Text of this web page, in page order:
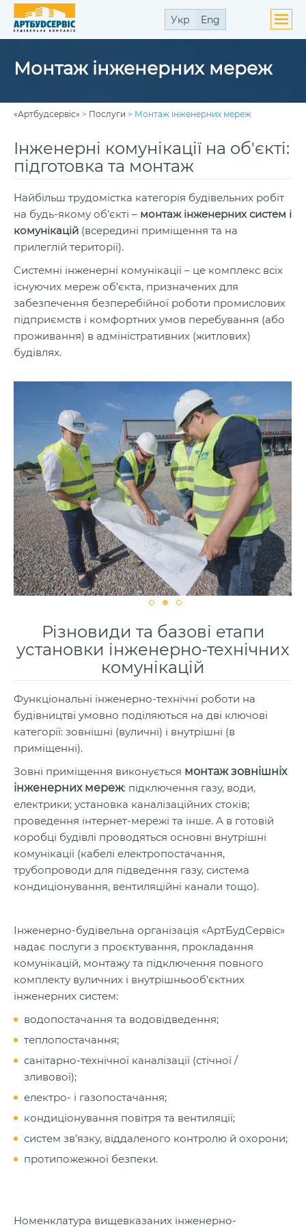
Укр Eng
Монтаж інженерних мереж
«Артбудсервіс» > Послуги > Монтаж інженерних мереж
Інженерні комунікації на об'єкті:
підготовка та монтаж
Найбільш трудомістка категорія будівельних робіт
на будь-якому об’єкті – монтаж інженерних систем і
комунікацій (всередині приміщення та на
прилеглій території).
Системні інженерні комунікації – це комплекс всіх
існуючих мереж об’єкта, призначених для
забезпечення безперебійної роботи промислових
підприємств і комфортних умов перебування (або
проживання) в адміністративних (житлових)
будівлях.
Різновиди та базові етапи
установки інженерно-технічних
комунікацій
Функціональні інженерно-технічні роботи на
будівництві умовно поділяються на дві ключові
категорії: зовнішні (вуличні) і внутрішні (в
приміщенні).
Зовні приміщення виконується монтаж зовнішніх
інженерних мереж: підключення газу, води,
електрики; установка каналізаційних стоків;
проведення інтернет-мережі та інше. А в готовій
коробці будівлі проводяться основні внутрішні
комунікації (кабелі електропостачання,
трубопроводи для підведення газу, система
кондиціонування, вентиляційні канали тощо).
Інженерно-будівельна організація «АртБудСервіс»
надає послуги з проєктування, прокладання
комунікацій, монтажу та підключення повного
комплекту вуличних і внутрішньооб’єктних
інженерних систем:
водопостачання та водовідведення;
теплопостачання;
санітарно-технічної каналізації (стічної /
зливової);
електро- і газопостачання;
кондиціонування повітря та вентиляції;
систем зв’язку, віддаленого контролю й охорони;
протипожежної безпеки.
Номенклатура вищевказаних інженерно-